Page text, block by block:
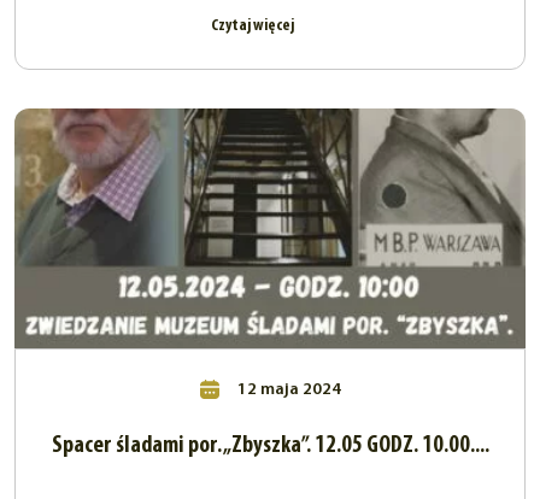
Czytaj więcej
12 maja 2024
Spacer śladami por. „Zbyszka”. 12.05 GODZ. 10.00....